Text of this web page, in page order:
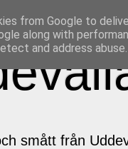
smått från
from Google to
along with
and address abuse.